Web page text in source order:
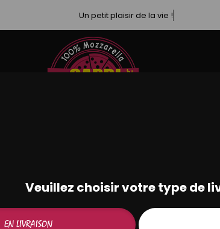
Un petit plaisir de la vie !
BURGERS